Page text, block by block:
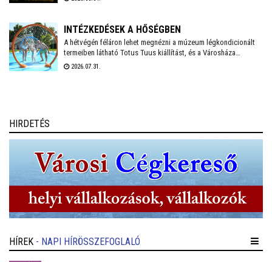
INTÉZKEDÉSEK A HŐSÉGBEN
A hétvégén féláron lehet megnézni a múzeum légkondicionált
termeiben látható Totus Tuus kiállítást, és a Városháza
temperált Díszterme is megnyílik hétfőn-kedden, ahol pedig
2026.07.31.
HIRDETÉS
HÍREK - NAPI HÍRÖSSZEFOGLALÓ